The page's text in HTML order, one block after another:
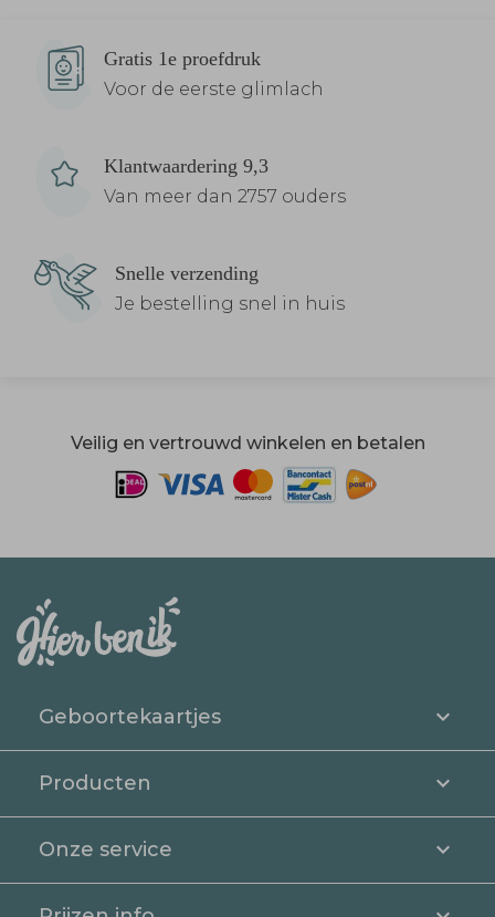
Gratis 1e proefdruk
Voor de eerste glimlach
Klantwaardering 9,3
Van meer dan 2757 ouders
Snelle verzending
Je bestelling snel in huis
Veilig en vertrouwd winkelen en betalen
Geboortekaartjes
Producten
Onze service